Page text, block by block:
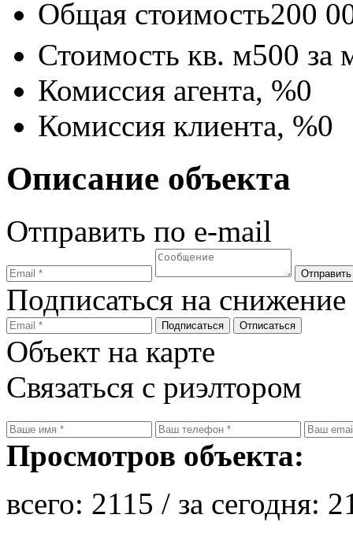
Общая стоимость200
Стоимость кв. м500 за
Комиссия агента, %0
Комиссия клиента, %0
Описание объекта
Отправить по e-mail
Подписаться на
Объект на карте
Связаться с риэлтором
Просмотров объекта:
всего: 2115 / за сегодня: